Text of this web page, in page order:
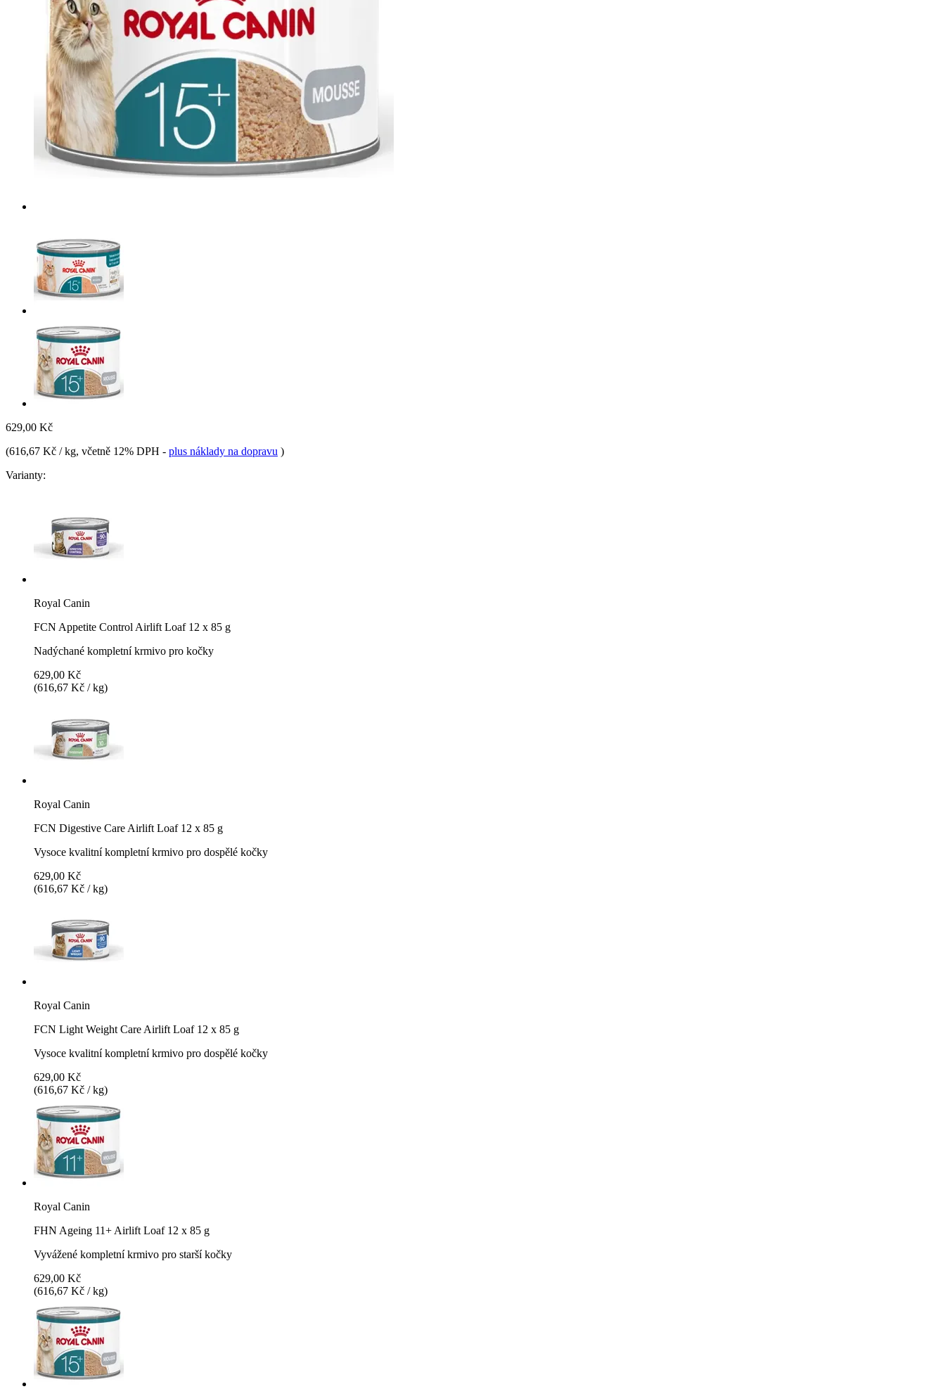
629,00 Kč
(616,67 Kč / kg, včetně 12% DPH - plus náklady na dopravu )
Varianty:
Royal Canin
FCN Appetite Control Airlift Loaf 12 x 85 g
Nadýchané kompletní krmivo pro kočky
629,00 Kč
(616,67 Kč / kg)
Royal Canin
FCN Digestive Care Airlift Loaf 12 x 85 g
Vysoce kvalitní kompletní krmivo pro dospělé kočky
629,00 Kč
(616,67 Kč / kg)
Royal Canin
FCN Light Weight Care Airlift Loaf 12 x 85 g
Vysoce kvalitní kompletní krmivo pro dospělé kočky
629,00 Kč
(616,67 Kč / kg)
Royal Canin
FHN Ageing 11+ Airlift Loaf 12 x 85 g
Vyvážené kompletní krmivo pro starší kočky
629,00 Kč
(616,67 Kč / kg)